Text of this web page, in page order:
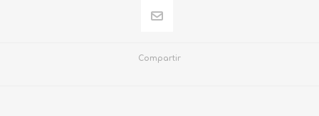
Compartir